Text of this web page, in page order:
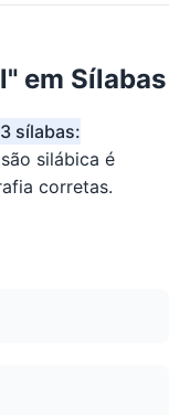
em Sílabas
3 sílabas:
silábica é
corretas.